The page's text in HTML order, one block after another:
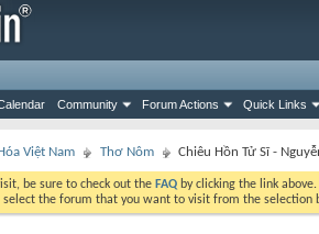
Community Forum Actions Quick Links
Việt Nam Thơ Nôm Chiêu Hồn Tử Sĩ -
be sure to check out the FAQ by clicking the link
select the forum that you want to visit from the selection